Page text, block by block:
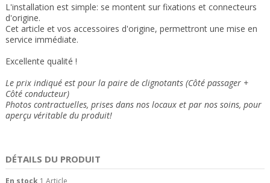
L'installation est simple: se montent sur fixations et connecteurs
d'origine.
Cet article et vos accessoires d'origine, permettront une mise en
service immédiate.
Excellente qualité !
Le prix indiqué est pour la paire de clignotants (Côté passager +
Côté conducteur)
Photos contractuelles, prises dans nos locaux et par nos soins, pour
aperçu véritable du produit!
DÉTAILS DU PRODUIT